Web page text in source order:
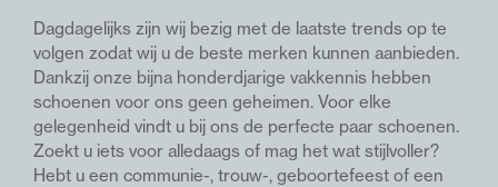
Dagdagelijks zijn wij bezig met de laatste trends op te
volgen zodat wij u de beste merken kunnen aanbieden.
Dankzij onze bijna honderdjarige vakkennis hebben
schoenen voor ons geen geheimen. Voor elke
gelegenheid vindt u bij ons de perfecte paar schoenen.
Zoekt u iets voor alledaags of mag het wat stijlvoller?
Hebt u een communie-, trouw-, geboortefeest of een